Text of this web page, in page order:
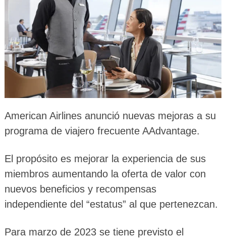
American Airlines anunció nuevas mejoras a su
programa de viajero frecuente AAdvantage.
El propósito es mejorar la experiencia de sus
miembros aumentando la oferta de valor con
nuevos beneficios y recompensas
independiente del “estatus” al que pertenezcan.
Para marzo de 2023 se tiene previsto el